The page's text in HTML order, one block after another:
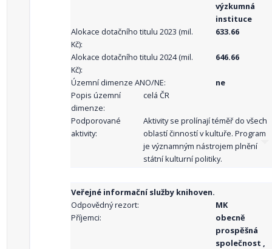
výzkumná
instituce
Alokace dotačního titulu 2023 (mil.
Kč):
633.66
Alokace dotačního titulu 2024 (mil.
Kč):
646.66
Územní dimenze ANO/NE:
ne
Popis územní
dimenze:
celá ČR
Podporované
aktivity:
Aktivity se prolínají téměř do všech
oblastí činností v kultuře. Program
je významným nástrojem plnění
státní kulturní politiky.
Veřejné informační služby knihoven.
Odpovědný rezort:
MK
Příjemci:
obecně
prospěšná
společnost ,